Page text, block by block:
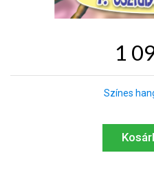
1
Színes